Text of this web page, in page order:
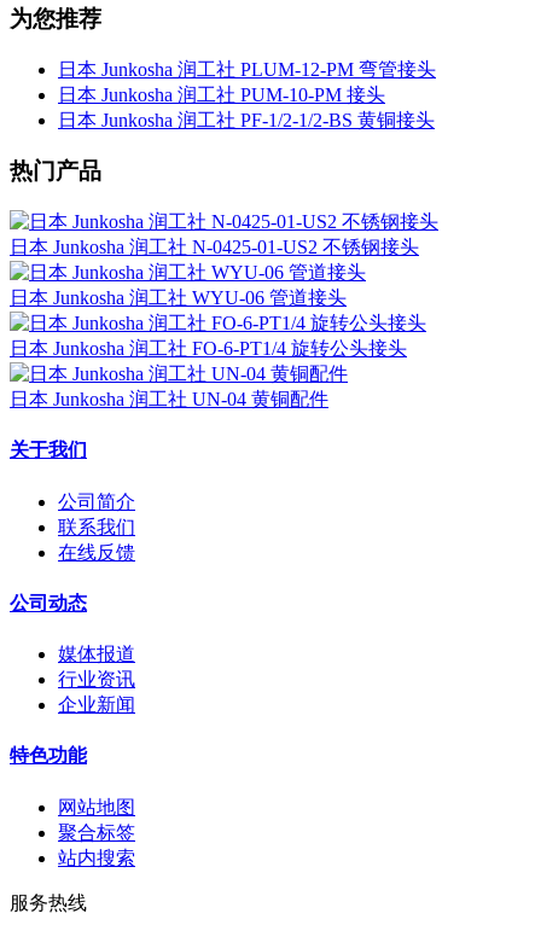
为您推荐
日本 Junkosha 润工社 PLUM-12-PM 弯管接头
日本 Junkosha 润工社 PUM-10-PM 接头
日本 Junkosha 润工社 PF-1/2-1/2-BS 黄铜接头
热门产品
日本 Junkosha 润工社 N-0425-01-US2 不锈钢接头
日本 Junkosha 润工社 WYU-06 管道接头
日本 Junkosha 润工社 FO-6-PT1/4 旋转公头接头
日本 Junkosha 润工社 UN-04 黄铜配件
关于我们
公司简介
联系我们
在线反馈
公司动态
媒体报道
行业资讯
企业新闻
特色功能
网站地图
聚合标签
站内搜索
服务热线